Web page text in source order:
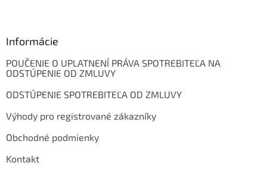
Informácie
POUČENIE O UPLATNENÍ PRÁVA SPOTREBITEĽA NA
ODSTÚPENIE OD ZMLUVY
ODSTÚPENIE SPOTREBITEĽA OD ZMLUVY
Výhody pro registrované zákazníky
Obchodné podmienky
Kontakt